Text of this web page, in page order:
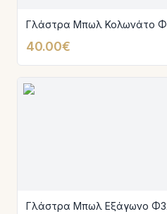
Γλάστρα Μπωλ Κολωνάτο
40.00€
Γλάστρα Μπωλ Εξάγωνο